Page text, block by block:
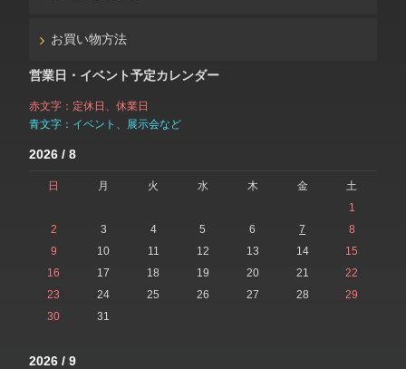
お買い物方法
営業日・イベント予定カレンダー
赤文字：定休日、休業日
青文字：イベント、展示会など
2026 / 8
日 月 火 水 木 金
土
1
2
3 4 5 6 7
8
9
10 11 12 13 14
15
16
17 18 19 20 21
22
23
24 25 26 27 28
29
30
31
2026 / 9